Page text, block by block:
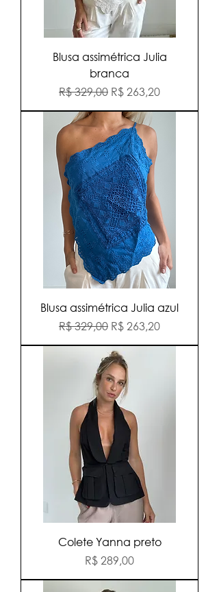
Blusa assimétrica Julia
branca
Preço normal
R$ 329,00 Preço promocional
R$ 263,20
Blusa assimétrica Julia azul
Preço normal
R$ 329,00 Preço promocional
R$ 263,20
Colete Yanna preto
Preço
R$ 289,00